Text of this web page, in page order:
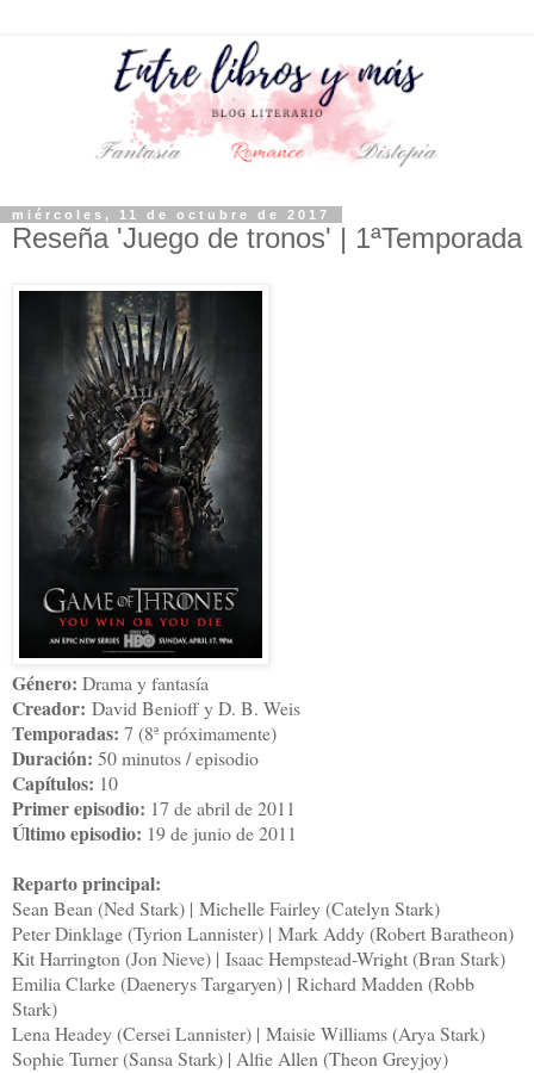
miércoles, 11 de octubre de 2017
Reseña 'Juego de tronos' | 1ªTemporada
Género: Drama y fantasía
Creador: David Benioff y D. B. Weis
Temporadas: 7 (8ª próximamente)
Duración: 50 minutos / episodio
Capítulos: 10
Primer episodio: 17 de abril de 2011
Último episodio: 19 de junio de 2011
Reparto principal:
Sean Bean (Ned Stark) | Michelle Fairley (Catelyn Stark)
Peter Dinklage (Tyrion Lannister) | Mark Addy (Robert Baratheon)
Kit Harrington (Jon Nieve) | Isaac Hempstead-Wright (Bran Stark)
Emilia Clarke (Daenerys Targaryen) | Richard Madden (Robb
Stark)
Lena Headey (Cersei Lannister) | Maisie Williams (Arya Stark)
Sophie Turner (Sansa Stark) | Alfie Allen (Theon Greyjoy)